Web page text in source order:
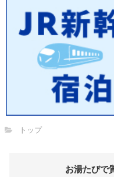
トップ
お湯たびで